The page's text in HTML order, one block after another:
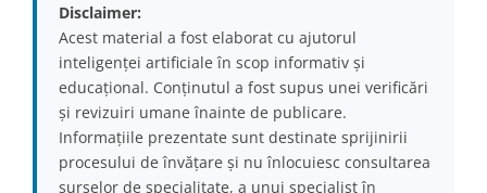
Disclaimer:
Acest material a fost elaborat cu ajutorul
inteligenței artificiale în scop informativ și
educațional. Conținutul a fost supus unei verificări
și revizuiri umane înainte de publicare.
Informațiile prezentate sunt destinate sprijinirii
procesului de învățare și nu înlocuiesc consultarea
surselor de specialitate, a unui specialist în